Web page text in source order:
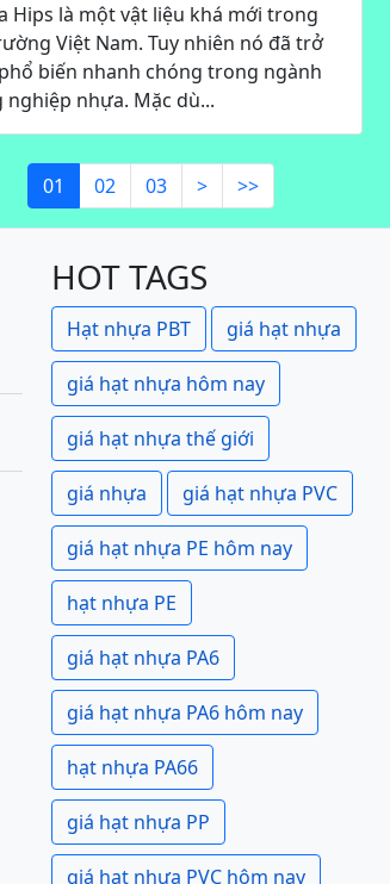
Hips là một vật liệu khá mới trong
Việt Nam. Tuy nhiên nó đã trở
biến nhanh chóng trong ngành
nghiệp nhựa. Mặc dù...
01 02 03 > >>
HOT TAGS
Hạt nhựa PBT giá hạt nhựa
giá hạt nhựa hôm nay
giá hạt nhựa thế giới
giá nhựa giá hạt nhựa PVC
giá hạt nhựa PE hôm nay
hạt nhựa PE
giá hạt nhựa PA6
giá hạt nhựa PA6 hôm nay
hạt nhựa PA66
giá hạt nhựa PP
giá hạt nhựa PVC hôm nay